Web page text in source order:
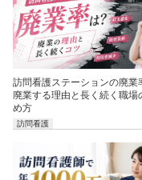
訪問看護ステーションの廃業
廃業する理由と長く続く職場
め方
訪問看護